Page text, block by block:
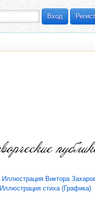
Вход
Иллюстрация Виктора
Иллюстрация стиха (Графика)